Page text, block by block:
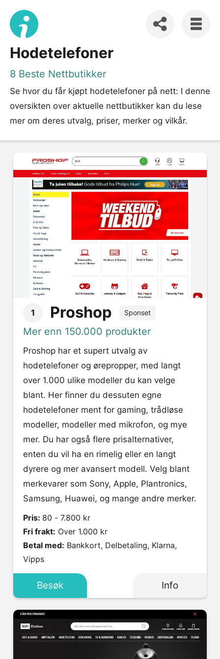
Hodetelefoner
8 Beste Nettbutikker
Se hvor du får kjøpt hodetelefoner på nett: I denne
oversikten over aktuelle nettbutikker kan du lese
mer om deres utvalg, priser, merker og vilkår.
1 Proshop Sponset
Mer enn 150.000 produkter
Proshop har et supert utvalg av
hodetelefoner og ørepropper, med langt
over 1.000 ulike modeller du kan velge
blant. Her finner du dessuten egne
hodetelefoner ment for gaming, trådløse
modeller, modeller med mikrofon, og mye
mer. Du har også flere prisalternativer,
enten du vil ha en rimelig eller en langt
dyrere og mer avansert modell. Velg blant
merkevarer som Sony, Apple, Plantronics,
Samsung, Huawei, og mange andre merker.
Pris: 80 - 7.800 kr
Fri frakt: Over 1.000 kr
Betal med:
Vipps
Besøk Info